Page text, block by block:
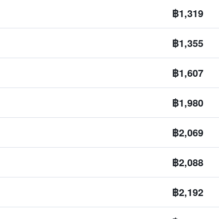
฿1,319
฿1,355
฿1,607
฿1,980
฿2,069
฿2,088
฿2,192